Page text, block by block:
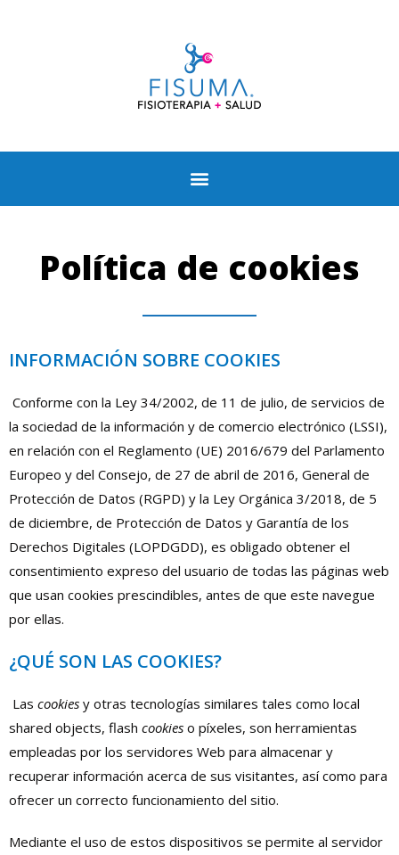
Política de cookies
INFORMACIÓN SOBRE COOKIES
Conforme con la Ley 34/2002, de 11 de julio, de servicios de
la sociedad de la información y de comercio electrónico (LSSI),
en relación con el Reglamento (UE) 2016/679 del Parlamento
Europeo y del Consejo, de 27 de abril de 2016, General de
Protección de Datos (RGPD) y la Ley Orgánica 3/2018, de 5
de diciembre, de Protección de Datos y Garantía de los
Derechos Digitales (LOPDGDD), es obligado obtener el
consentimiento expreso del usuario de todas las páginas web
que usan cookies prescindibles, antes de que este navegue
por ellas.
¿QUÉ SON LAS COOKIES?
Las cookies y otras tecnologías similares tales como local
shared objects, flash cookies o píxeles, son herramientas
empleadas por los servidores Web para almacenar y
recuperar información acerca de sus visitantes, así como para
ofrecer un correcto funcionamiento del sitio.
Mediante el uso de estos dispositivos se permite al servidor